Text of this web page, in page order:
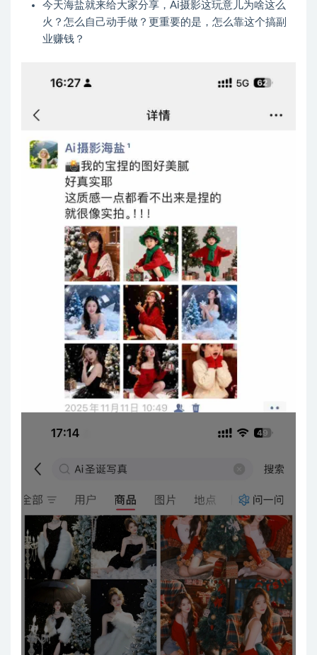
今天海盐就来给大家分享，Ai摄影这玩意儿为啥这么
火？怎么自己动手做？更重要的是，怎么靠这个搞副
业赚钱？